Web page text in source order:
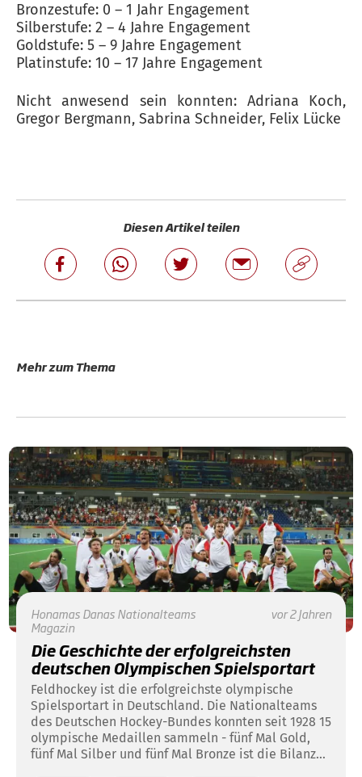
Bronzestufe: 0 – 1 Jahr Engagement
Silberstufe: 2 – 4 Jahre Engagement
Goldstufe: 5 – 9 Jahre Engagement
Platinstufe: 10 – 17 Jahre Engagement
Nicht anwesend sein konnten: Adriana Koch,
Gregor Bergmann, Sabrina Schneider, Felix Lücke
Diesen Artikel teilen
Mehr zum Thema
HonamasDanasNationalteams
Magazin
vor 2 Jahren
Die Geschichte der erfolgreichsten
deutschen Olympischen Spielsportart
Feldhockey ist die erfolgreichste olympische
Spielsportart in Deutschland. Die Nationalteams
des Deutschen Hockey-Bundes konnten seit 1928 15
olympische Medaillen sammeln - fünf Mal Gold,
fünf Mal Silber und fünf Mal Bronze ist die Bilanz